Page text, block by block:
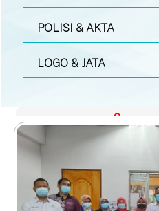
POLISI & AKTA
LOGO & JATA
MEDIA